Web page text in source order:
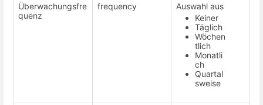
Überwachungsfre
quenz
frequency
Auswahl aus
Keiner
Täglich
Wöchen
tlich
Monatli
ch
Quartal
sweise